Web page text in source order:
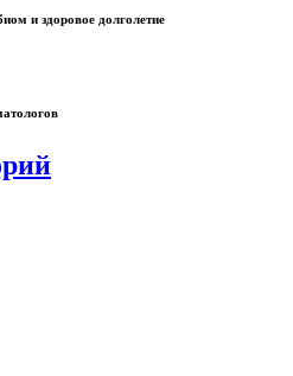
и здоровое долголетие